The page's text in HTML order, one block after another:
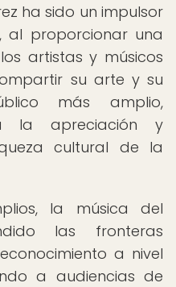
ha sido un impulsor
al proporcionar una
artistas y músicos
su arte y su
más amplio,
la apreciación y
cultural de la
la música del
las fronteras
a nivel
a audiencias de